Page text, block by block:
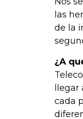
las
de la
¿A
cada